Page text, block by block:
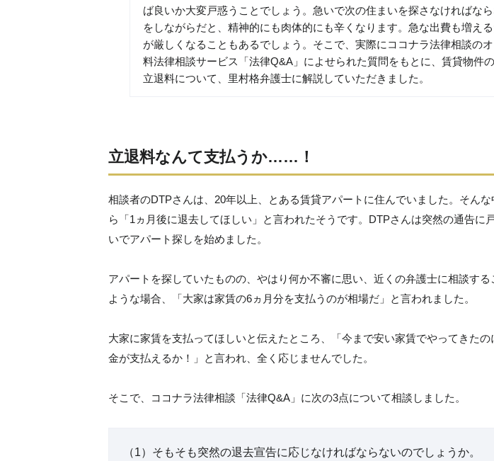
ば良いか大変戸惑うことでしょう。急いで次の住まいを探さなければな
をしながらだと、精神的にも肉体的にも辛くなります。急な出費も増え
が厳しくなることもあるでしょう。そこで、実際にココナラ法律相談の
料法律相談サービス「法律Q&A」によせられた質問をもとに、賃貸物件
立退料について、里村格弁護士に解説していただきました。
立退料なんて支払うか……！
相談者のDTPさんは、20年以上、とある賃貸アパートに住んでいました。そん
ら「1ヵ月後に退去してほしい」と言われたそうです。DTPさんは突然の通告に
いでアパート探しを始めました。
アパートを探していたものの、やはり何か不審に思い、近くの弁護士に相談す
ような場合、「大家は家賃の6ヵ月分を支払うのが相場だ」と言われました。
大家に家賃を支払ってほしいと伝えたところ、「今まで安い家賃でやってきた
金が支払えるか！」と言われ、全く応じませんでした。
そこで、ココナラ法律相談「法律Q&A」に次の3点について相談しました。
（1）そもそも突然の退去宣告に応じなければならないのでしょうか。